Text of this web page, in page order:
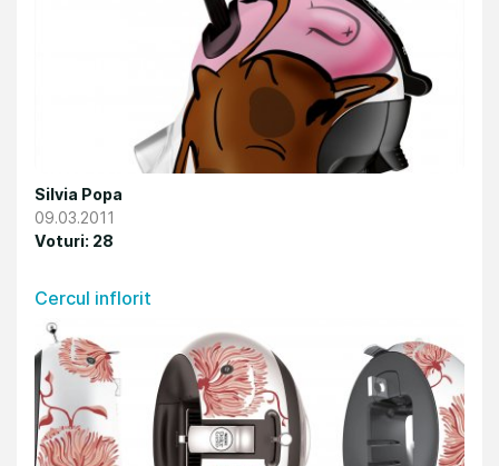
Silvia Popa
09.03.2011
Voturi: 28
Cercul inflorit